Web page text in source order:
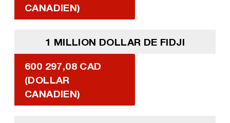
CANADIEN)
1 MILLION DOLLAR DE FIDJI
600 297,08 CAD
(DOLLAR
CANADIEN)